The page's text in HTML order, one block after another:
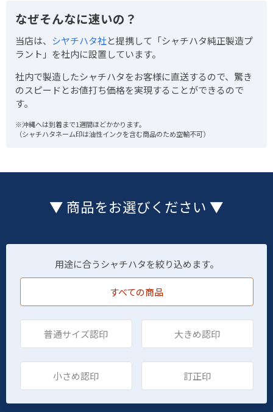
なぜそんなに速いの？
当店は、 シヤチハタ社と提携して「シャチハタ純正製造プ
ラント」を社内に設置しています。
社内で製造したシャチハタをお客様に直送するので、驚き
のスピードとお値打ち価格を実現することができるので
す。
※沖縄へは到着まで1週間ほどかかります。
（シャチハタネーム印は油性インクを含む商品のため空輸不可）
▼ 商品をお選びください ▼
用途に合うシャチハタを絞り込めます。
すべての商品
普通サイズ認印 大きめ認印
小さめ認印 訂正印